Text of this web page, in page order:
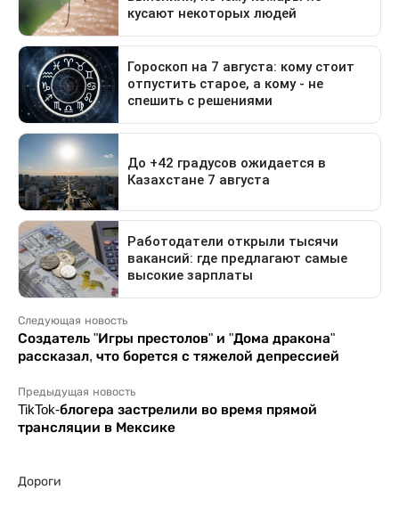
Следующая новость
Создатель "Игры престолов" и "Дома дракона"
рассказал, что борется с тяжелой депрессией
Предыдущая новость
TikTok-блогера застрелили во время прямой
трансляции в Мексике
Дороги